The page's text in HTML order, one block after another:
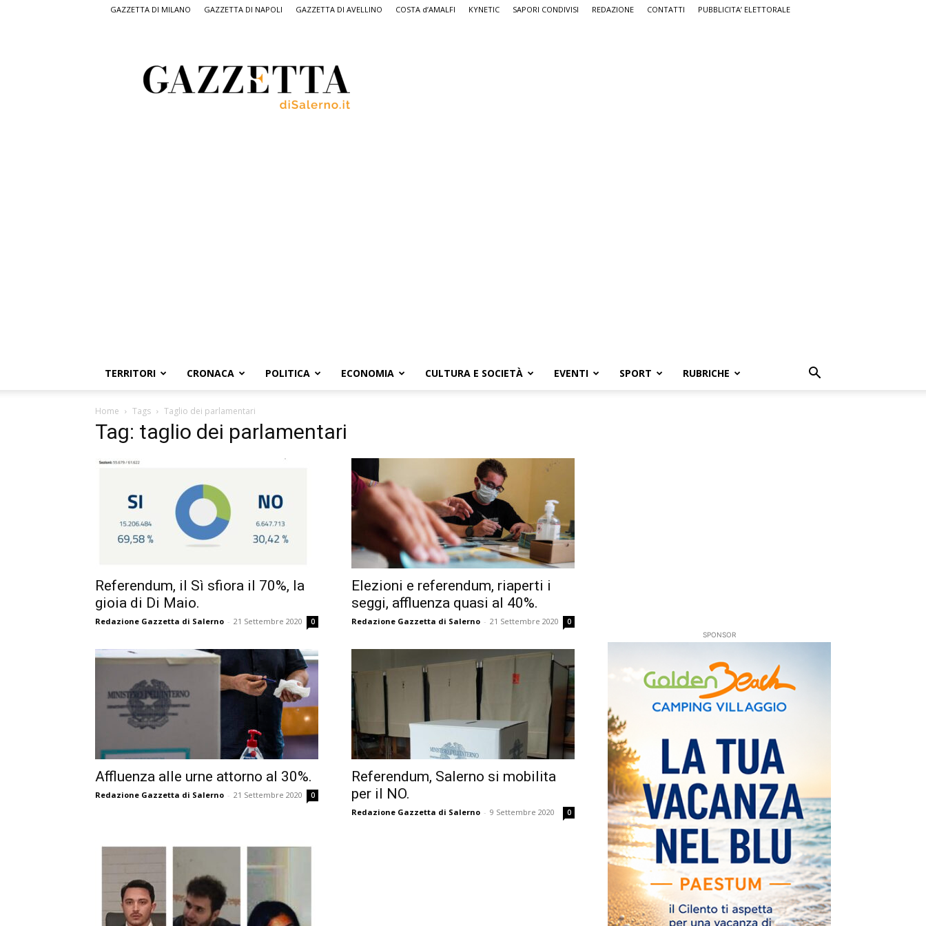
GAZZETTA DI MILANO GAZZETTA DI NAPOLI GAZZETTA DI AVELLINO COSTA d’AMALFI KYNETIC SAPORI CONDIVISI REDAZIONE CONTATTI PUBBLICITA’ ELETTORALE
Salerno,
il
quotidiano
TERRITORI CRONACA POLITICA ECONOMIA CULTURA E SOCIETÀ EVENTI SPORT RUBRICHE
Home Tags Taglio dei parlamentari
Tag: taglio dei parlamentari
Referendum, il Sì sfiora il 70%, la
gioia di Di Maio.
Redazione Gazzetta di Salerno - 21 Settembre 2020 0
Elezioni e referendum, riaperti i
seggi, affluenza quasi al 40%.
Redazione Gazzetta di Salerno - 21 Settembre 2020 0
Affluenza alle urne attorno al 30%.
Redazione Gazzetta di Salerno - 21 Settembre 2020 0
Referendum, Salerno si mobilita
per il NO.
Redazione Gazzetta di Salerno - 9 Settembre 2020 0
SPONSOR